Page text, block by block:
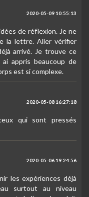
2020-05-09 10:55:13
de réflexion. Je ne
la lettre. Aller vérifier
arrivé. Je trouve ce
appris beaucoup de
est si complexe.
2020-05-08 16:27:18
qui sont pressés
2020-05-06 19:24:56
les expériences déjà
surtout au niveau